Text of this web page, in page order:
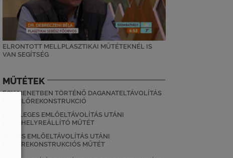
ELRONTOTT MELLPLASZTIKAI MŰTÉTEKNÉL IS
VAN SEGÍTSÉG
MŰTÉTEK
EGY MENETBEN TÖRTÉNŐ DAGANATELTÁVOLÍTÁS
ÉS EMLŐREKONSTRUKCIÓ
RÉSZLEGES EMLŐELTÁVOLÍTÁS UTÁNI
EMLŐHELYREÁLLÍTÓ MŰTÉT
TELJES EMLŐELTÁVOLÍTÁS UTÁNI
EMLŐREKONSTRUKCIÓS MŰTÉT